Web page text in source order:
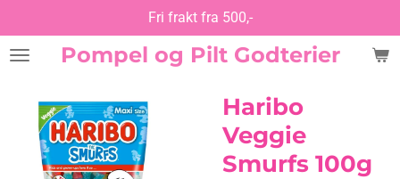
til
hovedinnholdPompel og Pilt Godterier
Fri frakt fra 500,-
Haribo
Veggie
Smurfs 100g